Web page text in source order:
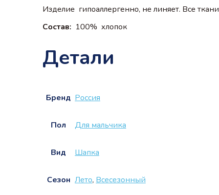
Изделие гипоаллергенно, не линяет. Все
Состав: 100% хлопок
Детали
Бренд Россия
Пол Для мальчика
Вид Шапка
Сезон Лето, Всесезонный